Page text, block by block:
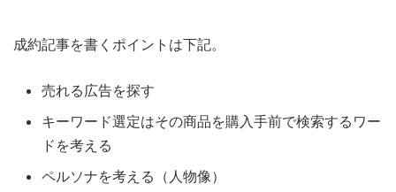
成約記事を書くポイントは下記。
売れる広告を探す
キーワード選定はその商品を購入手前で検索するワー
ドを考える
ペルソナを考える（人物像）